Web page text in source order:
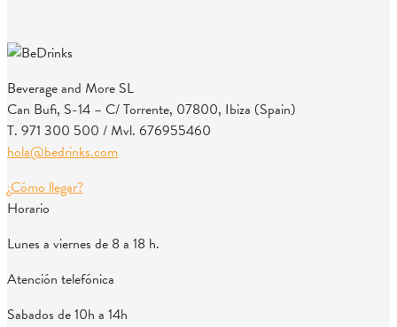
Beverage and More SL
Can Bufi, S-14 – C/ Torrente, 07800, Ibiza (Spain)
T. 971 300 500 / Mvl. 676955460
hola@bedrinks.com
¿Cómo llegar?
Horario
Lunes a viernes de 8 a 18 h.
Atención telefónica
Sabados de 10h a 14h